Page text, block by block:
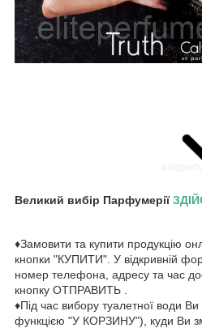
Великий вибір Парфумерії
♦Замовити та купити продукцію
кнопки "КУПИТИ". У відкривній
номер телефона, адресу та час
кнопку ОТПРАВИТЬ .
♦Під час вибору туалетної води
функцією "У КОРЗИНУ"), куди Ви